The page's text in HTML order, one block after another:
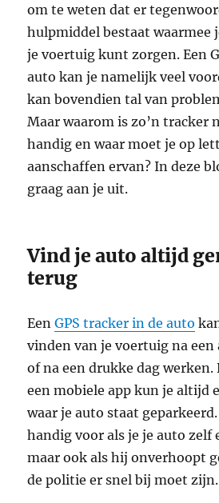
om te weten dat er
hulpmiddel bestaat waarmee
je voertuig kunt zorgen. Een
auto kan je namelijk veel
kan bovendien tal van
Maar waarom is zo’n tracker
handig en waar moet je op
aanschaffen ervan? In deze
graag aan je uit.
Vind je auto altijd
terug
EenGPS tracker in de auto
vinden van je voertuig na een
of na een drukke dag werken.
een mobiele app kun je altijd
waar je auto staat
handig voor als je je auto zelf
maar ook als hij onverhoopt
de politie er snel bij moet zijn.